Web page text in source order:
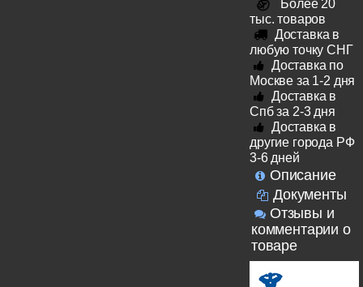
Более 20
тыс. товаров
Доставка в
любую точку СНГ
Доставка по
Москве за 1-2 дня
Доставка в
Спб за 2-3 дня
Доставка в
другие города РФ
3-6 дней
Описание
Документы
Отзывы и
комментарии о
товаре